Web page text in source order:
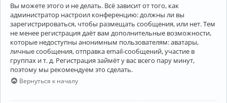
Вы можете этого и не делать. Всё зависит от того, как
администратор настроил конференцию: должны ли вы
зарегистрироваться, чтобы размещать сообщения, или нет. Тем
не менее регистрация даёт вам дополнительные возможности,
которые недоступны анонимным пользователям: аватары,
личные сообщения, отправка email-сообщений, участие в
группах и т. д. Регистрация займёт у вас всего пару минут,
поэтому мы рекомендуем это сделать.
Вернуться к началу